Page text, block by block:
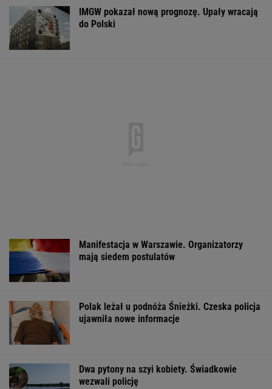
IMGW pokazał nową prognozę. Upały wracają
do Polski
Manifestacja w Warszawie. Organizatorzy
mają siedem postulatów
Polak leżał u podnóża Śnieżki. Czeska policja
ujawniła nowe informacje
Dwa pytony na szyi kobiety. Świadkowie
wezwali policję